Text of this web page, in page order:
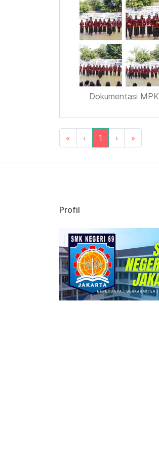
Dokumentasi MPK
« ‹ 1 › »
Profil